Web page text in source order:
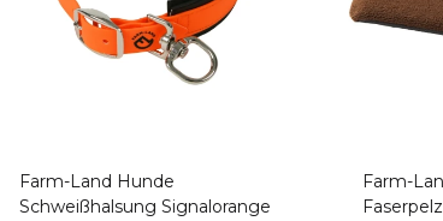
Farm-Land Hunde
Schweißhalsung Signalorange
Farm-